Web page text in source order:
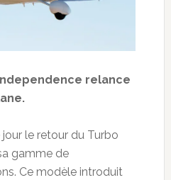
relance
le retour du Turbo
gamme de
Ce modèle introduit